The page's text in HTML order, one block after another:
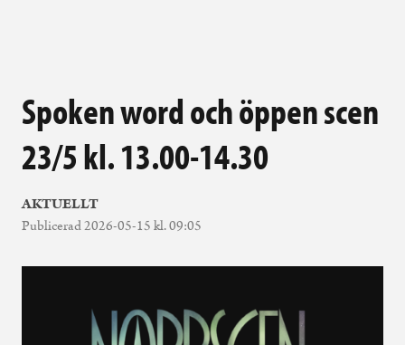
Spoken word och öppen scen
23/5 kl. 13.00-14.30
AKTUELLT
Publicerad 2026-05-15 kl. 09:05